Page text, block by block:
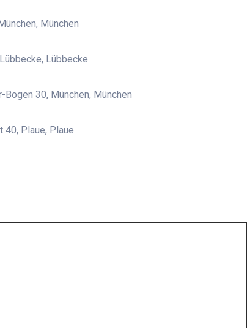
München
Lübbecke
30, München, München
40, Plaue, Plaue